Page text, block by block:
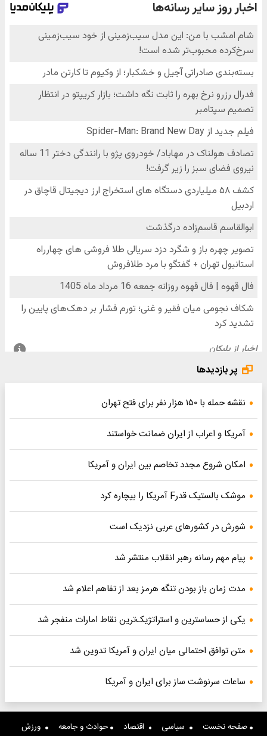
پر بازدیدها
نقشه حمله با ۱۵۰ هزار نفر برای فتح تهران
آمریکا و اعراب از ایران ضمانت خواستند
امکان شروع مجدد تخاصم‌ بین ایران و آمریکا
موشک بالستیک قدرF آمریکا را بیچاره کرد
شورش در کشورهای عربی نزدیک است
پیام مهم رسانه رهبر انقلاب منتشر شد
مدت زمان باز بودن تنگه هرمز بعد از تفاهم اعلام شد
یکی از حساسترین و استراتژیک‌ترین نقاط امارات منفجر شد
متن توافق احتمالی میان ایران و آمریکا تدوین شد
ساعات سرنوشت ساز برای ایران و آمریکا
صفحه نخست سیاسی اقتصاد حوادث و جامعه ورزش